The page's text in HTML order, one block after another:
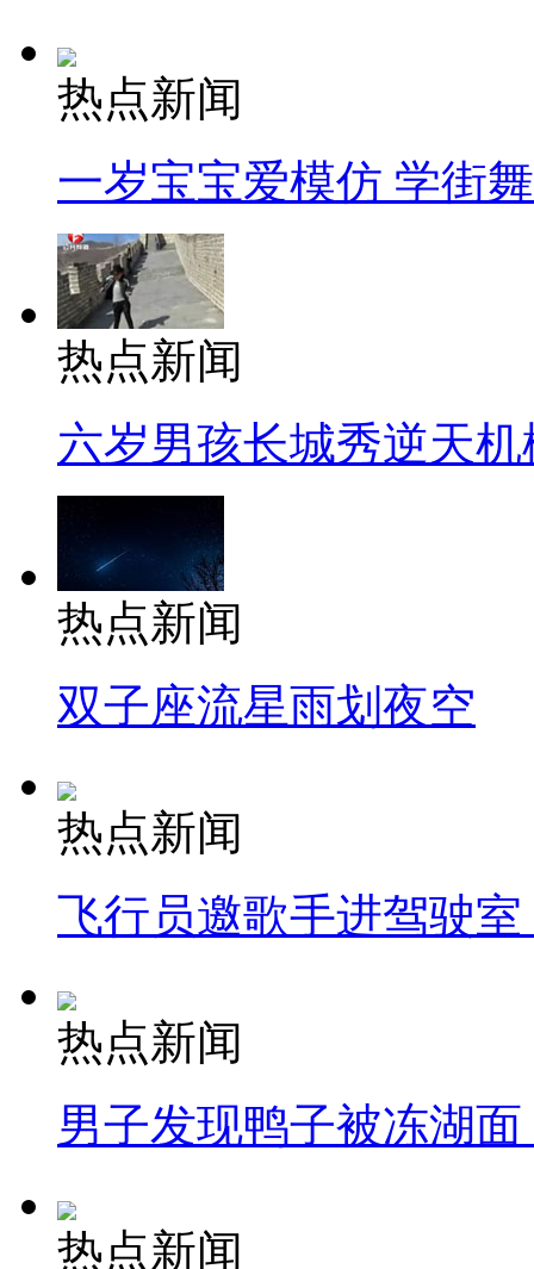
热点新闻
一岁宝宝爱模仿 学街
热点新闻
六岁男孩长城秀逆天机
热点新闻
双子座流星雨划夜空
热点新闻
飞行员邀歌手进驾驶
热点新闻
男子发现鸭子被冻湖
热点新闻